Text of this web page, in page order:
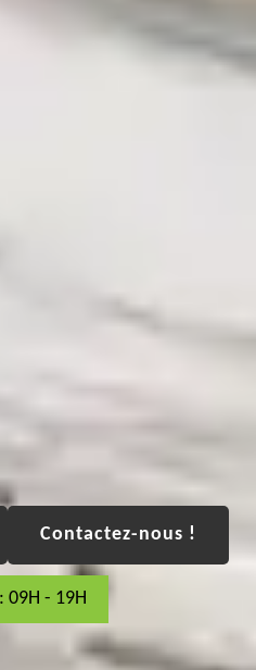
Contactez-nous !
09H - 19H